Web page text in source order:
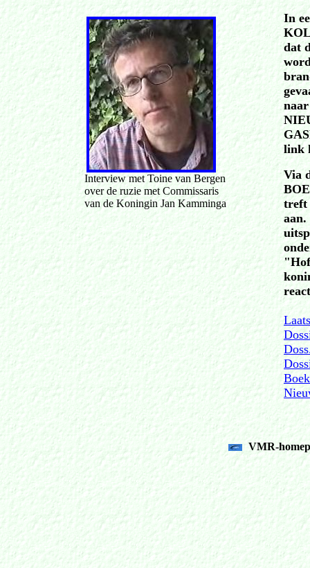
Interview met Toine van Bergen
over de ruzie met Commissaris
van de Koningin Jan Kamminga
In
dat
link
Via
treft
aan.
VMR-